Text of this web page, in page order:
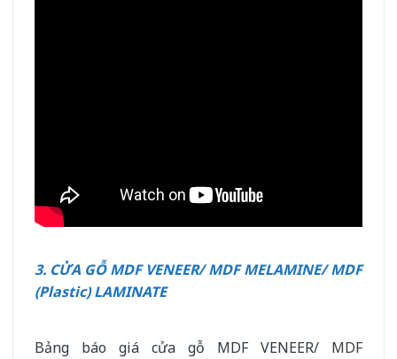
3. CỬA GỖ MDF VENEER/ MDF MELAMINE/ MDF
(Plastic) LAMINATE
Bảng báo giá cửa gỗ MDF VENEER/ MDF